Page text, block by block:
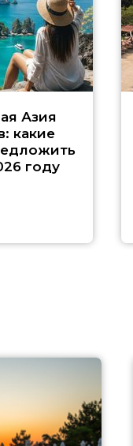
Азия
какие
году